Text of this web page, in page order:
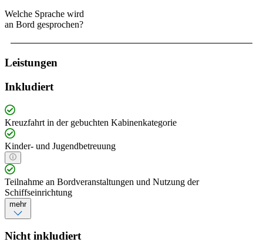
Welche Sprache wird
an Bord gesprochen?
Leistungen
Inkludiert
Kreuzfahrt in der gebuchten Kabinenkategorie
Kinder- und Jugendbetreuung
Teilnahme an Bordveranstaltungen und Nutzung der
Schiffseinrichtung
mehr
Nicht inkludiert